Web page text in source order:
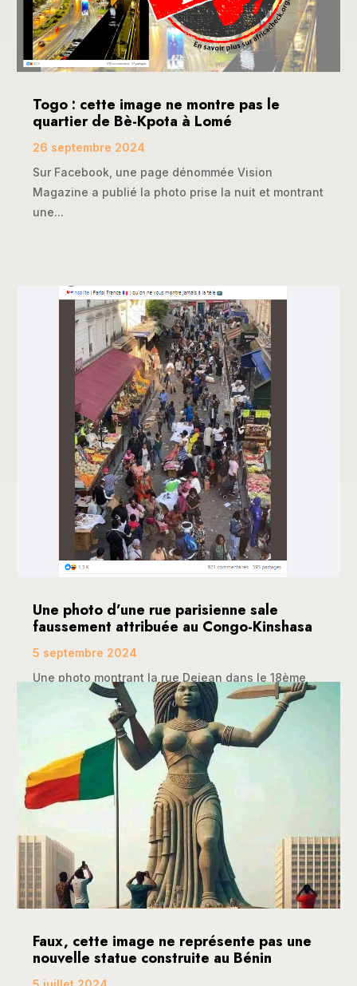
Togo : cette image ne montre pas le
quartier de Bè-Kpota à Lomé
26 septembre 2024
Sur Facebook, une page dénommée Vision
Magazine a publié la photo prise la nuit et montrant
une...
Une photo d’une rue parisienne sale
faussement attribuée au Congo-Kinshasa
5 septembre 2024
Une photo montrant la rue Dejean dans le 18ème
arrondissement de Paris a fait le tour de la toile...
Faux, cette image ne représente pas une
nouvelle statue construite au Bénin